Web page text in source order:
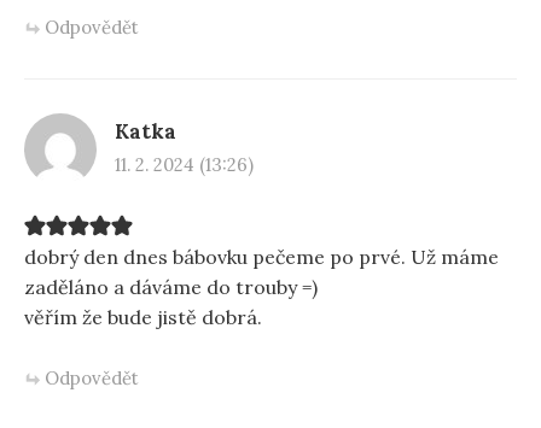
Odpovědět
Katka
11. 2. 2024 (13:26)
dobrý den dnes bábovku pečeme po prvé. Už máme
zaděláno a dáváme do trouby =)
věřím že bude jistě dobrá.
Odpovědět